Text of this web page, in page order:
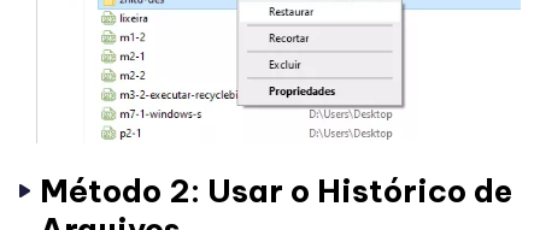
Método 2: Usar o Histórico de